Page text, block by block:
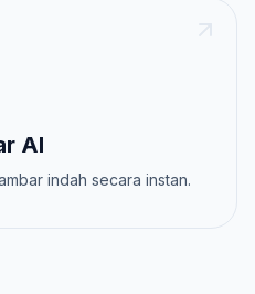
AI
indah secara instan.